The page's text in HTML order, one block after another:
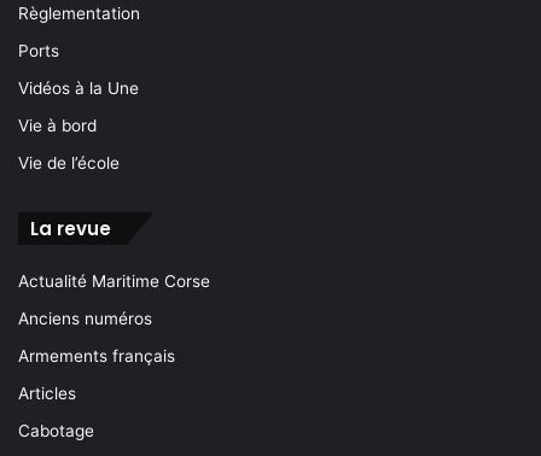
Règlementation
Ports
Vidéos à la Une
Vie à bord
Vie de l’école
La revue
Actualité Maritime Corse
Anciens numéros
Armements français
Articles
Cabotage